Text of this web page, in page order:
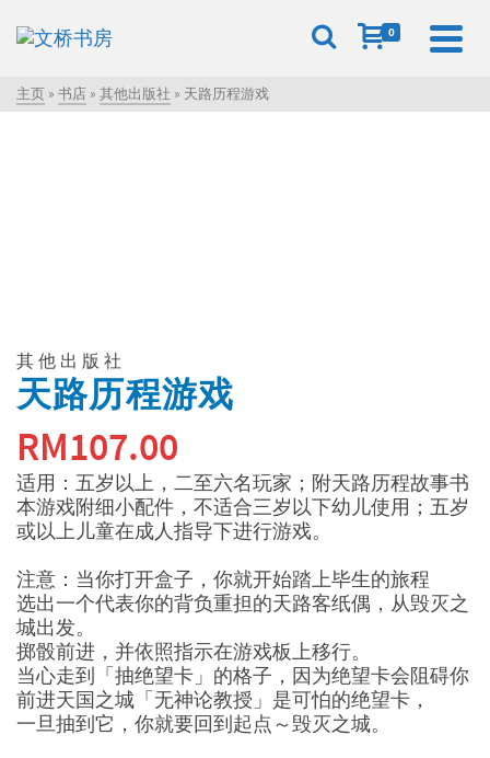
0
主页 » 书店 » 其他出版社 » 天路历程游戏
其他出版社
天路历程游戏
RM107.00
适用：五岁以上，二至六名玩家；附天路历程故事书
本游戏附细小配件，不适合三岁以下幼儿使用；五岁
或以上儿童在成人指导下进行游戏。
注意：当你打开盒子，你就开始踏上毕生的旅程
选出一个代表你的背负重担的天路客纸偶，从毁灭之
城出发。
掷骰前进，并依照指示在游戏板上移行。
当心走到「抽绝望卡」的格子，因为绝望卡会阻碍你
前进天国之城「无神论教授」是可怕的绝望卡，
一旦抽到它，你就要回到起点～毁灭之城。